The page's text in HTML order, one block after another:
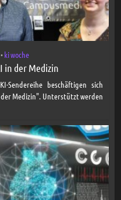
•ki woche
in der Medizin
beschäftigen sich
Medizin". Unterstützt werden